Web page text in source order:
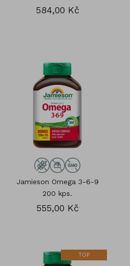
584,00 Kč
Jamieson Omega 3-6-9
200 kps.
555,00 Kč
TOP